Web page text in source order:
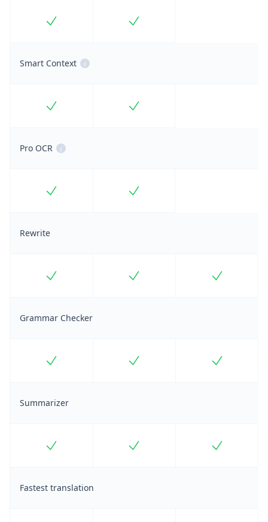
Included Included
Smart Context i
Included Included
Pro OCR i
Included Included
Rewrite
Included Included Included
Grammar Checker
Included Included Included
Summarizer
Included Included Included
Fastest translation